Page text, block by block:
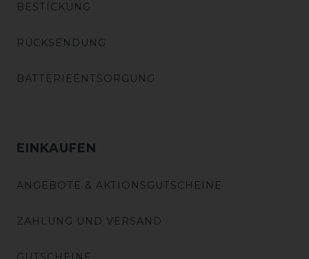
BESTICKUNG
RÜCKSENDUNG
BATTERIEENTSORGUNG
EINKAUFEN
ANGEBOTE & AKTIONSGUTSCHEINE
ZAHLUNG UND VERSAND